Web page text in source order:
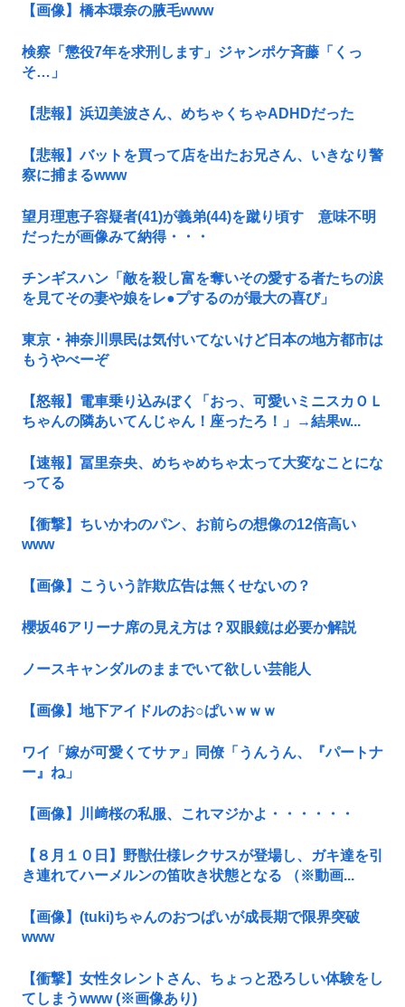
【画像】橋本環奈の腋毛www
検察「懲役7年を求刑します」ジャンポケ斉藤「くっ
そ…」
【悲報】浜辺美波さん、めちゃくちゃADHDだった
【悲報】バットを買って店を出たお兄さん、いきなり警
察に捕まるwww
望月理恵子容疑者(41)が義弟(44)を蹴り頃す 意味不明
だったが画像みて納得・・・
チンギスハン「敵を殺し富を奪いその愛する者たちの涙
を見てその妻や娘をレ●プするのが最大の喜び」
東京・神奈川県民は気付いてないけど日本の地方都市は
もうやべーぞ
【怒報】電車乗り込みぼく「おっ、可愛いミニスカＯＬ
ちゃんの隣あいてんじゃん！座ったろ！」→結果w...
【速報】冨里奈央、めちゃめちゃ太って大変なことにな
ってる
【衝撃】ちいかわのパン、お前らの想像の12倍高い
www
【画像】こういう詐欺広告は無くせないの？
櫻坂46アリーナ席の見え方は？双眼鏡は必要か解説
ノースキャンダルのままでいて欲しい芸能人
【画像】地下アイドルのお○ぱいｗｗｗ
ワイ「嫁が可愛くてサァ」同僚「うんうん、『パートナ
ー』ね」
【画像】川﨑桜の私服、これマジかよ・・・・・・
【８月１０日】野獣仕様レクサスが登場し、ガキ達を引
き連れてハーメルンの笛吹き状態となる （※動画...
【画像】(tuki)ちゃんのおつぱいが成長期で限界突破
www
【衝撃】女性タレントさん、ちょっと恐ろしい体験をし
てしまうwww (※画像あり)